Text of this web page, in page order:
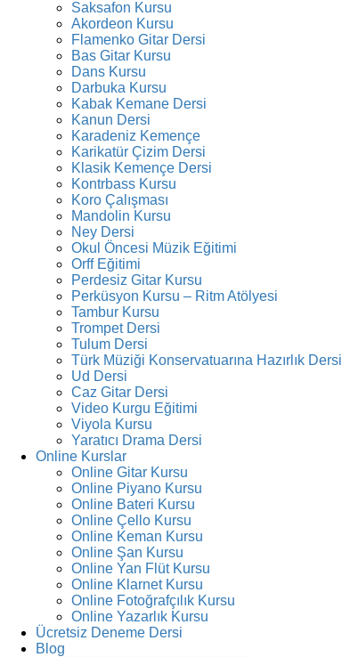
Saksafon Kursu
Akordeon Kursu
Flamenko Gitar Dersi
Bas Gitar Kursu
Dans Kursu
Darbuka Kursu
Kabak Kemane Dersi
Kanun Dersi
Karadeniz Kemençe
Karikatür Çizim Dersi
Klasik Kemençe Dersi
Kontrbass Kursu
Koro Çalışması
Mandolin Kursu
Ney Dersi
Okul Öncesi Müzik Eğitimi
Orff Eğitimi
Perdesiz Gitar Kursu
Perküsyon Kursu – Ritm Atölyesi
Tambur Kursu
Trompet Dersi
Tulum Dersi
Türk Müziği Konservatuarına Hazırlık Dersi
Ud Dersi
Caz Gitar Dersi
Video Kurgu Eğitimi
Viyola Kursu
Yaratıcı Drama Dersi
Online Kurslar
Online Gitar Kursu
Online Piyano Kursu
Online Bateri Kursu
Online Çello Kursu
Online Keman Kursu
Online Şan Kursu
Online Yan Flüt Kursu
Online Klarnet Kursu
Online Fotoğrafçılık Kursu
Online Yazarlık Kursu
Ücretsiz Deneme Dersi
Blog